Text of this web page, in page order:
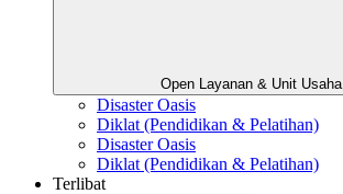
Open Layanan & Unit Usaha
Disaster Oasis
Diklat (Pendidikan & Pelatihan)
Disaster Oasis
Diklat (Pendidikan & Pelatihan)
Terlibat